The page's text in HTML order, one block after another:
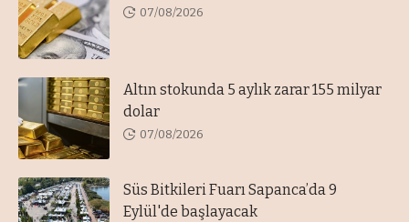
07/08/2026
Altın stokunda 5 aylık zarar 155 milyar
dolar
07/08/2026
Süs Bitkileri Fuarı Sapanca’da 9
Eylül'de başlayacak